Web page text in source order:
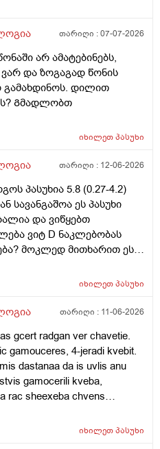
თარიღი :07-07-2026
არ ამატებინებს,
და ზოგაგად წონის
გამახდინოს. დილით
Გმადლობთ
იხილეთპასუხი
თარიღი : 12-06-2026
პასუხია 5.8 (0.27-4.2)
სავანგაშოა ეს პასუხი
და ვიწყებთ
ვიტ D ნაკლებობას
მოკლედ მითხარით ეს
იხილეთპასუხი
თარიღი : 11-06-2026
gcert radgan ver chavetie.
gamouceres, 4-jeradi kvebit.
dastanaa da is uvlis anu
gamocerili kveba,
rac sheexeba chvens
qristiani adamiania da
იხილეთპასუხი